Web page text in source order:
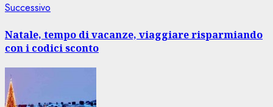
Successivo
Natale, tempo di vacanze, viaggiare risparmiando
con i codici sconto